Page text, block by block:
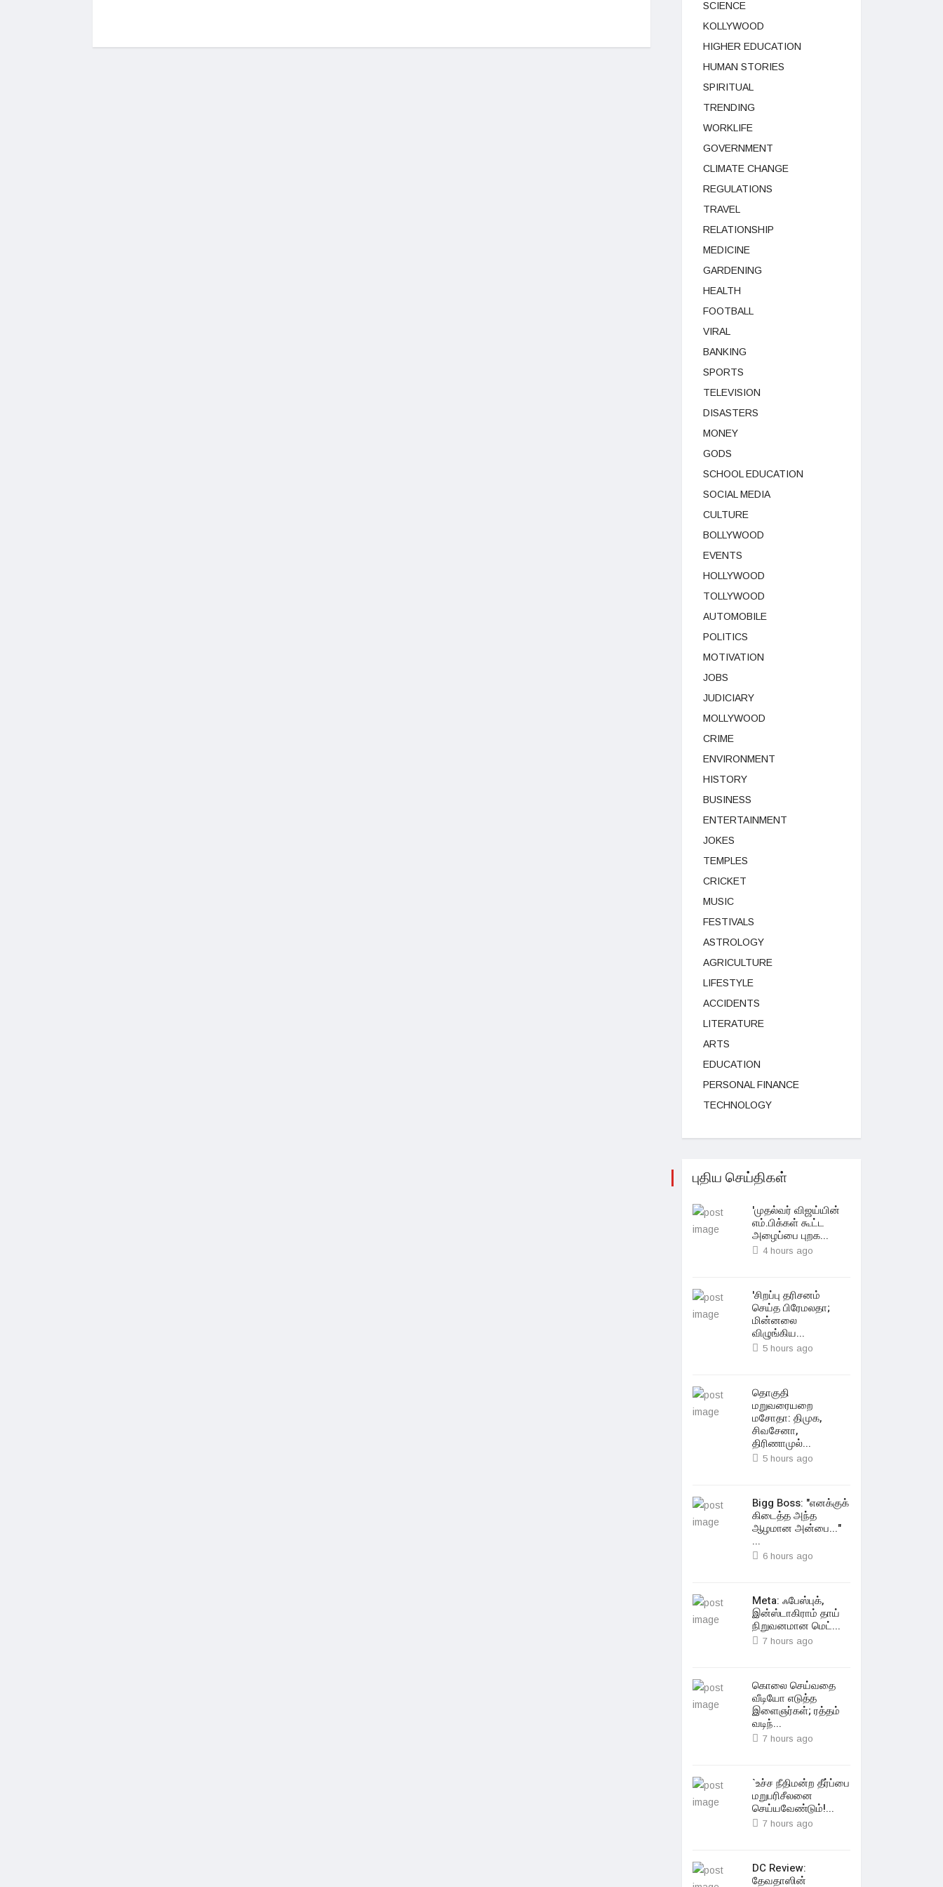
SCIENCE
KOLLYWOOD
HIGHER EDUCATION
HUMAN STORIES
SPIRITUAL
TRENDING
WORKLIFE
GOVERNMENT
CLIMATE CHANGE
REGULATIONS
TRAVEL
RELATIONSHIP
MEDICINE
GARDENING
HEALTH
FOOTBALL
VIRAL
BANKING
SPORTS
TELEVISION
DISASTERS
MONEY
GODS
SCHOOL EDUCATION
SOCIAL MEDIA
CULTURE
BOLLYWOOD
EVENTS
HOLLYWOOD
TOLLYWOOD
AUTOMOBILE
POLITICS
MOTIVATION
JOBS
JUDICIARY
MOLLYWOOD
CRIME
ENVIRONMENT
HISTORY
BUSINESS
ENTERTAINMENT
JOKES
TEMPLES
CRICKET
MUSIC
FESTIVALS
ASTROLOGY
AGRICULTURE
LIFESTYLE
ACCIDENTS
LITERATURE
ARTS
EDUCATION
PERSONAL FINANCE
TECHNOLOGY
புதிய செய்திகள்
'முதல்வர் விஜய்யின்
எம்.பிக்கள் கூட்ட
அழைப்பை புறக...
4 hours ago
'சிறப்பு தரிசனம்
செய்த பிரேமலதா;
மின்னலை
விழுங்கிய...
5 hours ago
தொகுதி
மறுவரையறை
மசோதா: திமுக,
சிவசேனா,
திரிணாமுல்...
5 hours ago
Bigg Boss: "எனக்குக்
கிடைத்த அந்த
ஆழமான அன்பை..."
...
6 hours ago
Meta: ஃபேஸ்புக்,
இன்ஸ்டாகிராம் தாய்
நிறுவனமான மெட்...
7 hours ago
கொலை செய்வதை
வீடியோ எடுத்த
இளைஞர்கள்; ரத்தம்
வடிந்...
7 hours ago
`உச்ச நீதிமன்ற தீர்ப்பை
மறுபரிசீலனை
செய்யவேண்டும்!...
7 hours ago
DC Review:
தேவதாஸின்